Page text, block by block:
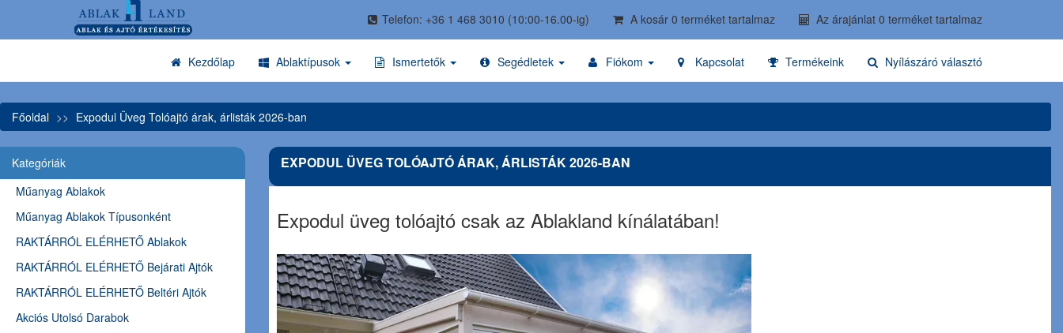
Telefon: +36 1 468 3010 (10:00-16.00-ig) A kosár 0 terméket tartalmaz Az árajánlat 0 terméket tartalmaz
Kezdőlap Ablaktípusok Ismertetők Segédletek Fiókom Kapcsolat Termékeink Nyílászáró választó
Főoldal Expodul Üveg Tolóajtó árak, árlisták 2026-ban
EXPODUL ÜVEG TOLÓAJTÓ ÁRAK, ÁRLISTÁK 2026-BAN
Expodul üveg tolóajtó csak az Ablakland kínálatában!
Kategóriák
Műanyag Ablakok
Műanyag Ablakok Típusonként
RAKTÁRRÓL ELÉRHETŐ Ablakok
RAKTÁRRÓL ELÉRHETŐ Bejárati Ajtók
RAKTÁRRÓL ELÉRHETŐ Beltéri Ajtók
Akciós Utolsó Darabok